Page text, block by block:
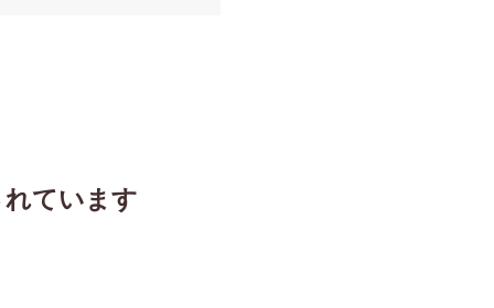
ています